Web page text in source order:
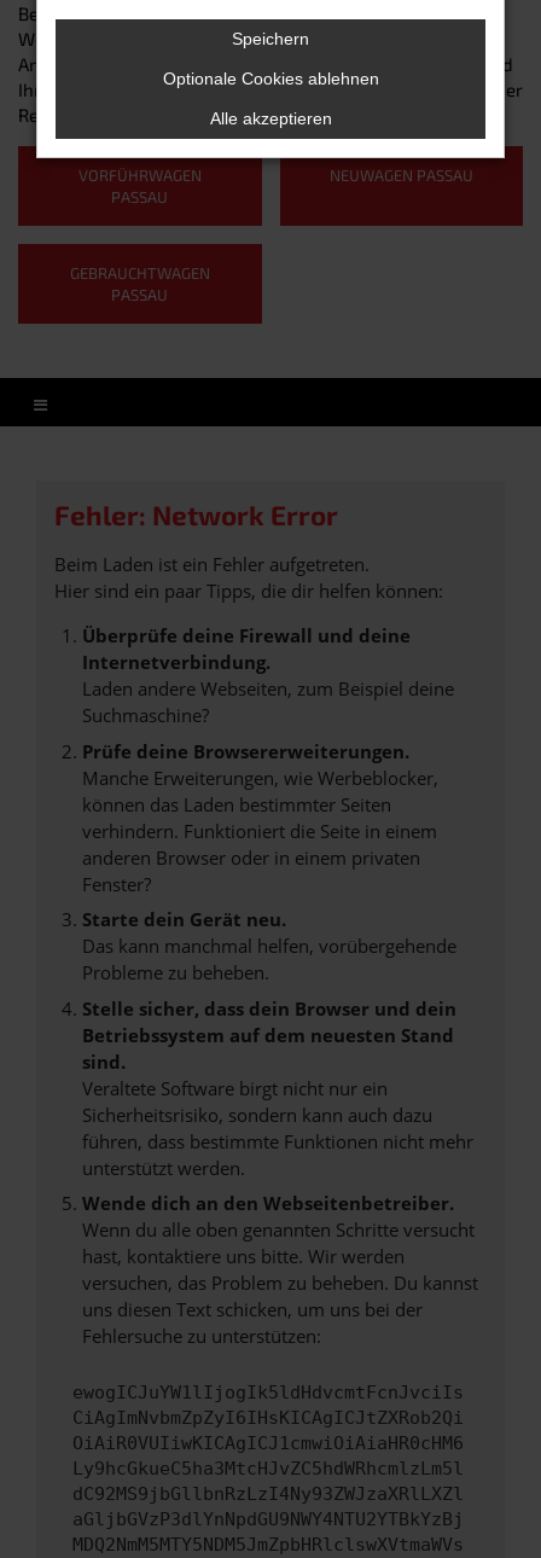
Bereich. Ganz zu schweigen von unserem Top-
Werkstattservice, der Sie auch nach dem Autokauf bei allen
Anliegen rund um Ihren CUPRA Leon fachkundig betreut und
Ihnen sowohl bei Reparaturen als auch bei Inspektionen oder
Reifenwechseln jederzeit zur Verfügung steht.
VORFÜHRWAGEN
PASSAU
NEUWAGEN PASSAU
GEBRAUCHTWAGEN
PASSAU
Fehler: Network Error
Beim Laden ist ein Fehler aufgetreten.
Hier sind ein paar Tipps, die dir helfen können:
Überprüfe deine Firewall und deine
Internetverbindung.
Laden andere Webseiten, zum Beispiel deine
Suchmaschine?
Prüfe deine Browsererweiterungen.
Manche Erweiterungen, wie Werbeblocker,
können das Laden bestimmter Seiten
verhindern. Funktioniert die Seite in einem
anderen Browser oder in einem privaten
Fenster?
Starte dein Gerät neu.
Das kann manchmal helfen, vorübergehende
Probleme zu beheben.
Stelle sicher, dass dein Browser und dein
Betriebssystem auf dem neuesten Stand
sind.
Veraltete Software birgt nicht nur ein
Sicherheitsrisiko, sondern kann auch dazu
führen, dass bestimmte Funktionen nicht mehr
unterstützt werden.
Wende dich an den Webseitenbetreiber.
Wenn du alle oben genannten Schritte versucht
hast, kontaktiere uns bitte. Wir werden
versuchen, das Problem zu beheben. Du kannst
uns diesen Text schicken, um uns bei der
Fehlersuche zu unterstützen:
ewogICJuYW1lIjogIk5ldHdvcmtFcnJvciIs
CiAgImNvbmZpZyI6IHsKICAgICJtZXRob2Qi
OiAiR0VUIiwKICAgICJ1cmwiOiAiaHR0cHM6
Ly9hcGkueC5ha3MtcHJvZC5hdWRhcmlzLm5l
dC92MS9jbGllbnRzLzI4Ny93ZWJzaXRlLXZl
aGljbGVzP3dlYnNpdGU9NWY4NTU2YTBkYzBj
MDQ2NmM5MTY5NDM5JmZpbHRlclswXVtmaWVs
Speichern
Optionale Cookies ablehnen
Alle akzeptieren